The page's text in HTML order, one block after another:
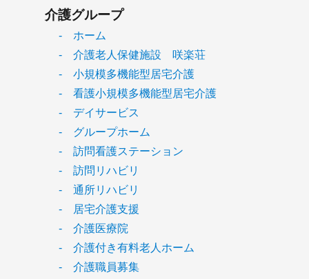
介護グループ
- ホーム
- 介護老人保健施設 咲楽荘
- 小規模多機能型居宅介護
- 看護小規模多機能型居宅介護
- デイサービス
- グループホーム
- 訪問看護ステーション
- 訪問リハビリ
- 通所リハビリ
- 居宅介護支援
- 介護医療院
- 介護付き有料老人ホーム
- 介護職員募集